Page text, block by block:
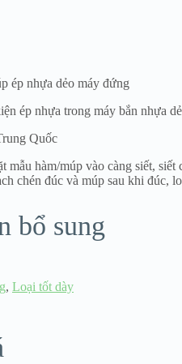
ép nhựa dẻo máy đứng
ép nhựa trong máy bắn nhựa
Quốc
mẫu hàm/múp vào càng siết,
chén đúc và múp sau khi đúc,
bổ sung
, Loại tốt dày